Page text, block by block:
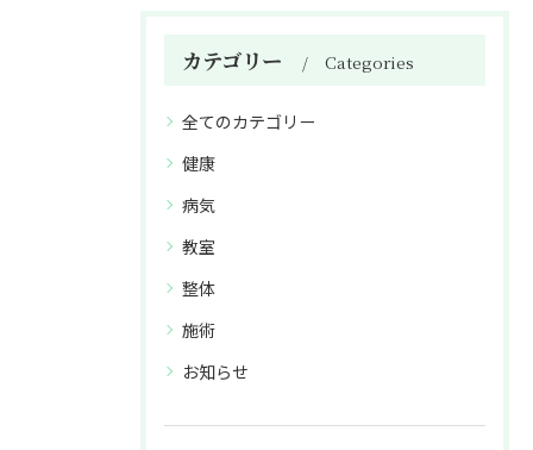
カテゴリー Categories
全てのカテゴリー
健康
病気
教室
整体
施術
お知らせ